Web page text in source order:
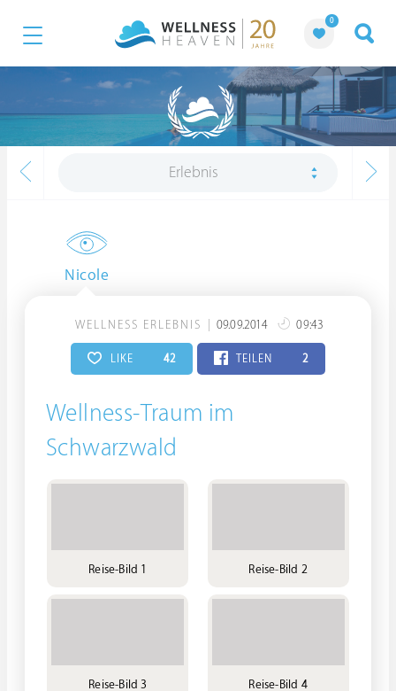
0
Erlebnis
Nicole
WELLNESS ERLEBNIS 09.09.2014 09:43
LIKE 42 TEILEN 2
Wellness-Traum im
Schwarzwald
Reise-Bild 1 Reise-Bild 2
Reise-Bild 3 Reise-Bild 4